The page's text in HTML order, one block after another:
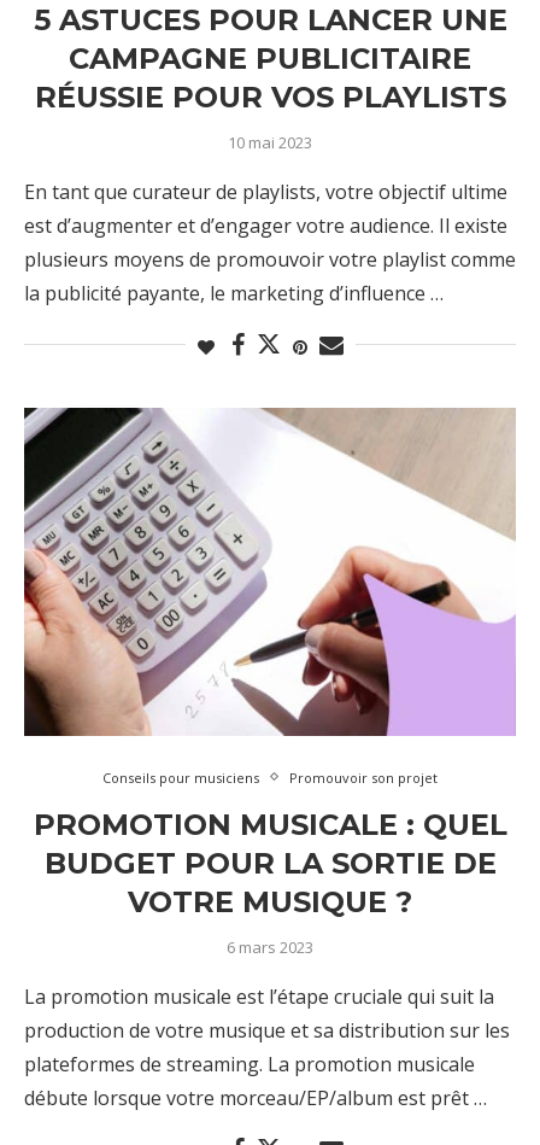
5 ASTUCES POUR LANCER UNE
CAMPAGNE PUBLICITAIRE
RÉUSSIE POUR VOS PLAYLISTS
10 mai 2023
En tant que curateur de playlists, votre objectif ultime
est d’augmenter et d’engager votre audience. Il existe
plusieurs moyens de promouvoir votre playlist comme
la publicité payante, le marketing d’influence …
Conseils pour musiciens Promouvoir son projet
PROMOTION MUSICALE : QUEL
BUDGET POUR LA SORTIE DE
VOTRE MUSIQUE ?
6 mars 2023
La promotion musicale est l’étape cruciale qui suit la
production de votre musique et sa distribution sur les
plateformes de streaming. La promotion musicale
débute lorsque votre morceau/EP/album est prêt …